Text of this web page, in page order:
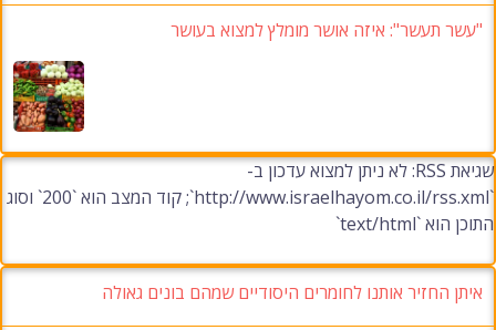
"עשר תעשר": איזה אושר מומלץ למצוא בעושר
שגיאת RSS: לא ניתן למצוא עדכון ב-
`http://www.israelhayom.co.il/rss.xml`; קוד המצב הוא `200` וסוג
התוכן הוא `text/html`
איתן החזיר אותנו לחומרים היסודיים שמהם בונים גאולה